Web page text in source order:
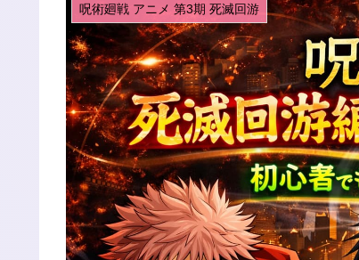
呪術廻戦 アニメ 第3期 死滅回游